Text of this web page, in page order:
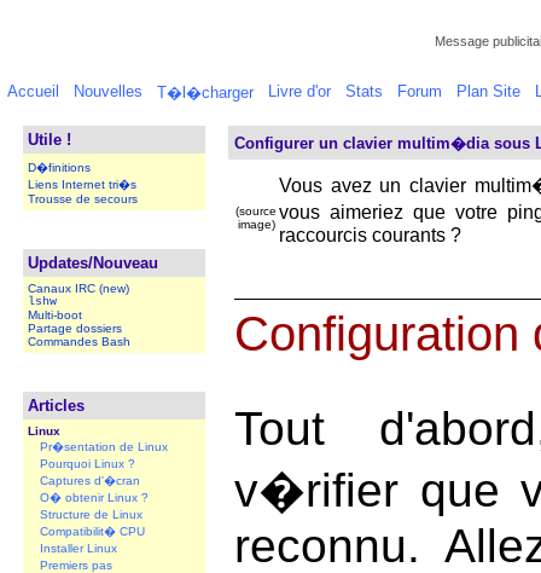
Message
Accueil Nouvelles T�l�charger Livre d'or Stats Forum Plan Site
Utile !
D�finitions
Liens Internet tri�s
Trousse de secours
Updates/Nouveau
Canaux IRC (new)
lshw
Multi-boot
Partage dossiers
Commandes Bash
Articles
Linux
Pr�sentation de Linux
Pourquoi Linux ?
Captures d'�cran
O� obtenir Linux ?
Structure de Linux
Compatibilit� CPU
Installer Linux
Premiers pas
Configurer un clavier multim�dia sous
(source
image)
Vous avez un clavier
vous aimeriez que votre
raccourcis courants ?
Configuration
Tout
v�rifier que
reconnu.